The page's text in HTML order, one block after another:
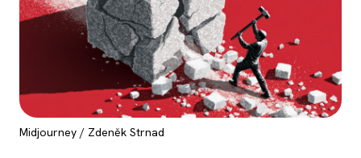
Midjourney / Zdeněk Strnad